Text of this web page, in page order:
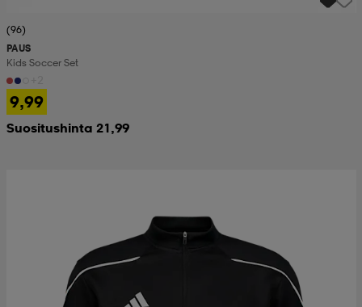
(96)
PAUS
Kids Soccer Set
9,99
Suositushinta 21,99